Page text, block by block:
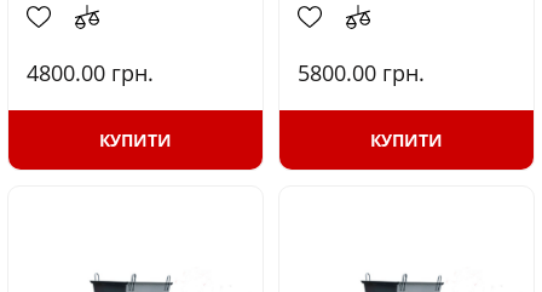
4800.00 грн.
КУПИТИ
5800.00 грн.
КУПИТИ